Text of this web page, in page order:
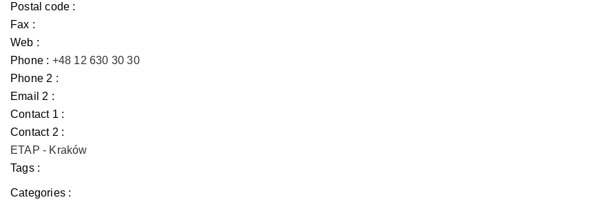
Postal code :
Fax :
Web :
Phone : +48 12 630 30 30
Phone 2 :
Email 2 :
Contact 1 :
Contact 2 :
ETAP - Kraków
Tags :
Categories :